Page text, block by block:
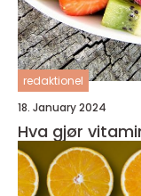
redaktionel
18. January 2024
Hva gjør